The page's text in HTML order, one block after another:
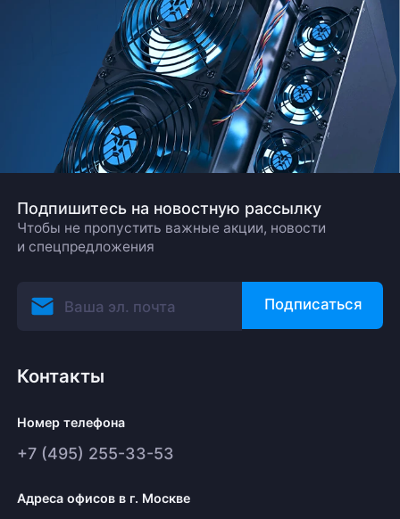
Подпишитесь на новостную рассылку
Чтобы не пропустить важные акции, новости
и спецпредложения
Подписаться
Контакты
Номер телефона
+7 (495) 255-33-53
Адреса офисов в г. Москве